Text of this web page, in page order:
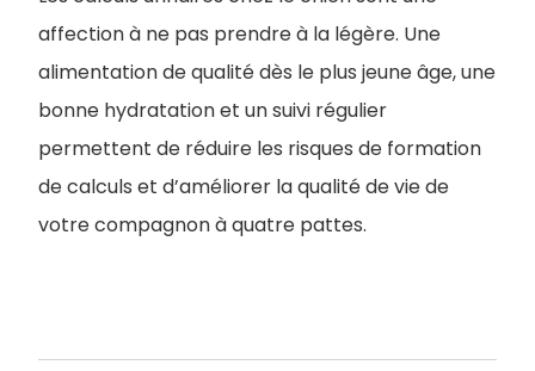
affection à ne pas prendre à la légère. Une
alimentation de qualité dès le plus jeune âge, une
bonne hydratation et un suivi régulier
permettent de réduire les risques de formation
de calculs et d’améliorer la qualité de vie de
votre compagnon à quatre pattes.